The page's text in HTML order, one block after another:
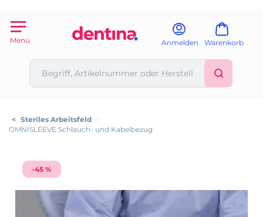
Menü Anmelden Warenkorb
< Steriles Arbeitsfeld >
OMNISLEEVE Schlauch- und Kabelbezug
-45 %